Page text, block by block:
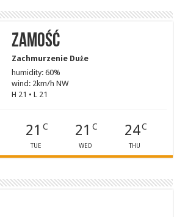
Zamość
Zachmurzenie Duże
humidity: 60%
wind: 2km/h NW
H 21 • L 21
21 C
TUE
21 C
WED
24C
THU